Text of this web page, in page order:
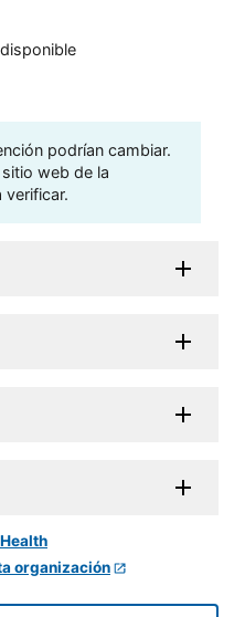
podrían cambiar.
web de la
verificar.
organización